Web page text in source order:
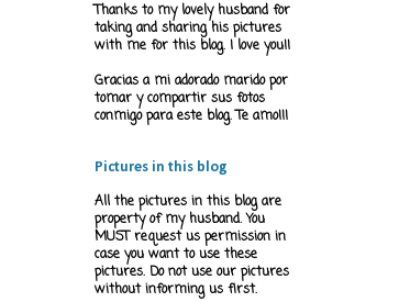
Thanks to my lovely husband for
taking and sharing his pictures
with me for this blog. I love you!!
Gracias a mi adorado marido por
tomar y compartir sus fotos
conmigo para este blog. Te amo!!!
Pictures in this blog
All the pictures in this blog are
property of my husband. You
MUST request us permission in
case you want to use these
pictures. Do not use our pictures
without informing us first.